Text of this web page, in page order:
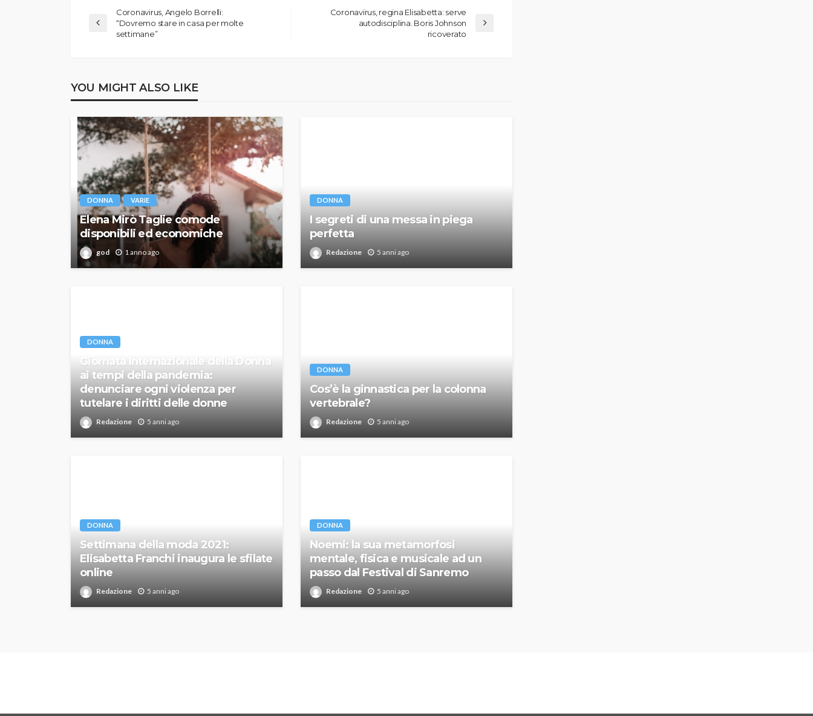
Coronavirus, Angelo Borrelli:
“Dovremo stare in casa per molte
settimane”
Coronavirus, regina Elisabetta: serve
autodisciplina. Boris Johnson
ricoverato
YOU MIGHT ALSO LIKE
DONNA VARIE
Elena Mirò Taglie comode
disponibili ed economiche
god 1 anno ago
DONNA
I segreti di una messa in piega
perfetta
Redazione 5 anni ago
DONNA
Giornata Internazionale della Donna
ai tempi della pandemia:
denunciare ogni violenza per
tutelare i diritti delle donne
Redazione 5 anni ago
DONNA
Cos’è la ginnastica per la colonna
vertebrale?
Redazione 5 anni ago
DONNA
Settimana della moda 2021:
Elisabetta Franchi inaugura le sfilate
online
Redazione 5 anni ago
DONNA
Noemi: la sua metamorfosi
mentale, fisica e musicale ad un
passo dal Festival di Sanremo
Redazione 5 anni ago